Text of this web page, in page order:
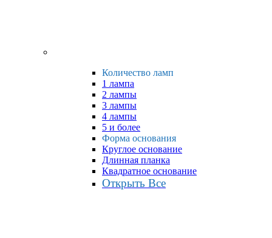
Количество ламп
1 лампа
2 лампы
3 лампы
4 лампы
5 и более
Форма основания
Круглое основание
Длинная планка
Квадратное основание
Открыть Все